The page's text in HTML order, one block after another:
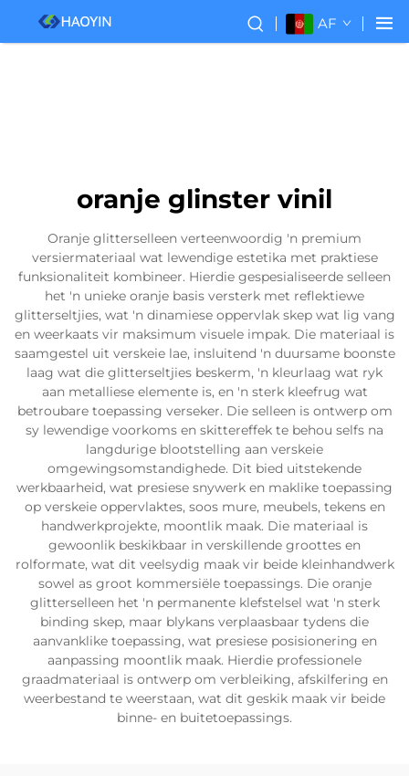
AF
oranje glinster vinil
Oranje glitterselleen verteenwoordig 'n premium
versiermateriaal wat lewendige estetika met praktiese
funksionaliteit kombineer. Hierdie gespesialiseerde selleen
het 'n unieke oranje basis versterk met reflektiewe
glitterseltjies, wat 'n dinamiese oppervlak skep wat lig vang
en weerkaats vir maksimum visuele impak. Die materiaal is
saamgestel uit verskeie lae, insluitend 'n duursame boonste
laag wat die glitterseltjies beskerm, 'n kleurlaag wat ryk
aan metalliese elemente is, en 'n sterk kleefrug wat
betroubare toepassing verseker. Die selleen is ontwerp om
sy lewendige voorkoms en skittereffek te behou selfs na
langdurige blootstelling aan verskeie
omgewingsomstandighede. Dit bied uitstekende
werkbaarheid, wat presiese snywerk en maklike toepassing
op verskeie oppervlaktes, soos mure, meubels, tekens en
handwerkprojekte, moontlik maak. Die materiaal is
gewoonlik beskikbaar in verskillende groottes en
rolformate, wat dit veelsydig maak vir beide kleinhandwerk
sowel as groot kommersiële toepassings. Die oranje
glitterselleen het 'n permanente klefstelsel wat 'n sterk
binding skep, maar blykans verplaasbaar tydens die
aanvanklike toepassing, wat presiese posisionering en
aanpassing moontlik maak. Hierdie professionele
graadmateriaal is ontwerp om verbleiking, afskilfering en
weerbestand te weerstaan, wat dit geskik maak vir beide
binne- en buitetoepassings.